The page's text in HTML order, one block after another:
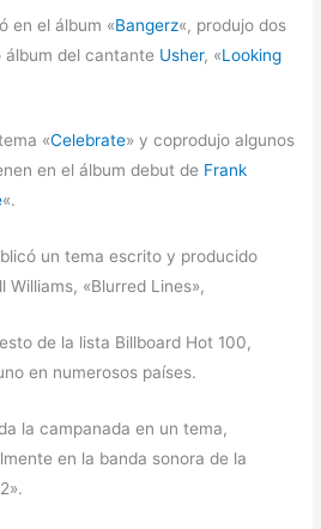
en el álbum «Bangerz«, produjo dos
álbum del cantante Usher, «Looking
«Celebrate» y coprodujo algunos
en el álbum debut de Frank
«.
un tema escrito y producido
«Blurred Lines»,
de la lista Billboard Hot 100,
en numerosos países.
la campanada en un tema,
en la banda sonora de la